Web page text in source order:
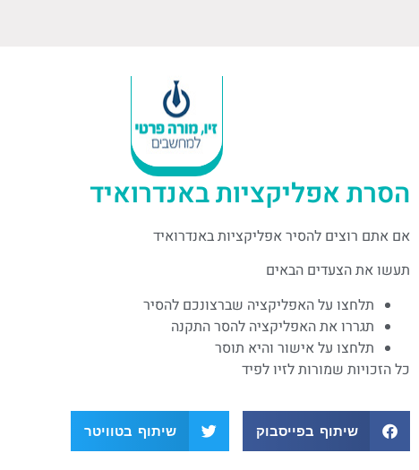
הסרת אפליקציות באנדרואיד
אם אתם רוצים להסיר אפליקציות באנדרואיד
תעשו את הצעדים הבאים
תלחצו על האפליקציה שברצונכם להסיר
תגררו את האפליקציה להסר התקנה
תלחצו על אישור והיא תוסר
כל הזכויות שמורות לזיו לפיד
שיתוף בפייסבוק שיתוף בטוויטר